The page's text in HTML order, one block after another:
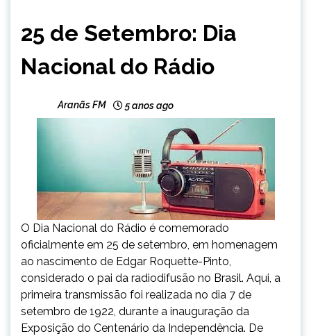
CAPELINHA
25 de Setembro: Dia
Nacional do Rádio
Aranãs FM 5 anos ago
O Dia Nacional do Rádio é comemorado
oficialmente em 25 de setembro, em homenagem
ao nascimento de Edgar Roquette-Pinto,
considerado o pai da radiodifusão no Brasil. Aqui, a
primeira transmissão foi realizada no dia 7 de
setembro de 1922, durante a inauguração da
Exposição do Centenário da Independência. De